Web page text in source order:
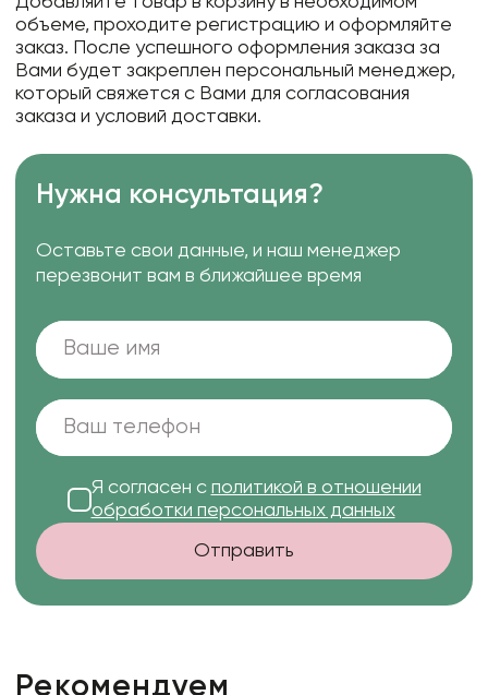
объеме, проходите регистрацию и оформляйте
заказ. После успешного оформления заказа за
Вами будет закреплен персональный менеджер,
который свяжется с Вами для согласования
заказа и условий доставки.
Нужна консультация?
Оставьте свои данные, и наш менеджер
перезвонит вам в ближайшее время
Я согласен с политикой в отношении
обработки персональных данных
Отправить
Рекомендуем